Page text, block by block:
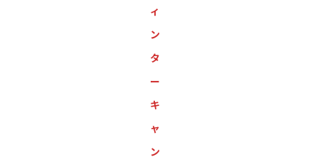
ィ
ン
タ
ー
キ
ャ
ン